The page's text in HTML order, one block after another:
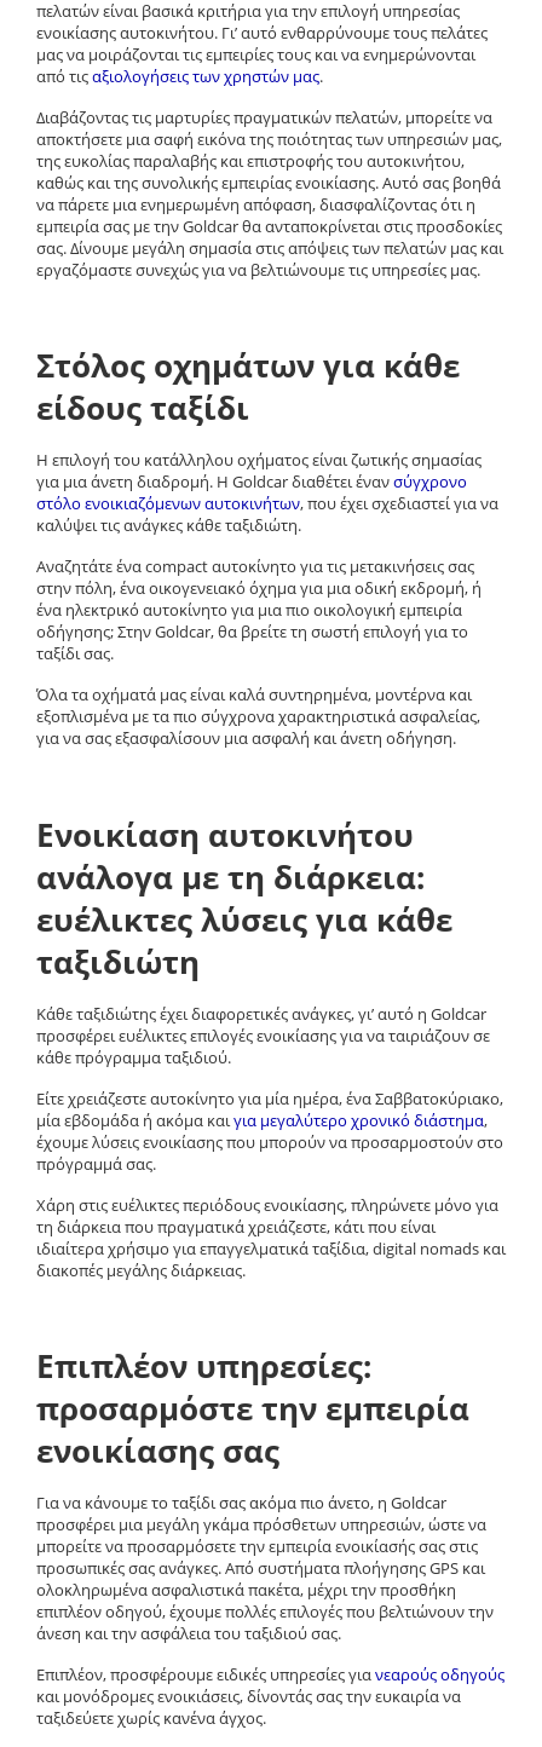
πελατών είναι βασικά κριτήρια για την επιλογή υπηρεσίας
ενοικίασης αυτοκινήτου. Γι’ αυτό ενθαρρύνουμε τους πελάτες
μας να μοιράζονται τις εμπειρίες τους και να ενημερώνονται
από τιςαξιολογήσεις των χρηστών μας.
Διαβάζοντας τις μαρτυρίες πραγματικών πελατών, μπορείτε να
αποκτήσετε μια σαφή εικόνα τηςποιότητας των υπηρεσιών μας,
της ευκολίας παραλαβής και επιστροφής του αυτοκινήτου,
καθώς και της συνολικής εμπειρίας ενοικίασης. Αυτό σας βοηθά
να πάρετε μια ενημερωμένη απόφαση, διασφαλίζοντας ότι η
εμπειρία σας με τηνGoldcarθα ανταποκρίνεται στις προσδοκίες
σας. Δίνουμε μεγάλη σημασία στις απόψεις των πελατών μας και
εργαζόμαστε συνεχώς για να βελτιώνουμε τις υπηρεσίες μας.
Στόλος οχημάτων για κάθε
είδους ταξίδι
Η επιλογή του κατάλληλου οχήματος είναι ζωτικής σημασίας
για μια άνετη διαδρομή. Η Goldcarδιαθέτει ένανσύγχρονο
στόλο ενοικιαζόμενων αυτοκινήτων, που έχει σχεδιαστεί για να
καλύψει τις ανάγκες κάθε ταξιδιώτη.
Αναζητάτε έναcompact αυτοκίνητο για τις μετακινήσεις σας
στην πόλη, έναοικογενειακό όχημαγια μιαοδική εκδρομή, ή
ένα ηλεκτρικό αυτοκίνητο για μια πιο οικολογική εμπειρία
οδήγησης; ΣτηνGoldcar, θα βρείτε τη σωστή επιλογή για το
ταξίδι σας.
Όλα τα οχήματά μας είναικαλά συντηρημένα, μοντέρνα και
εξοπλισμένα μετα πιο σύγχρονα χαρακτηριστικά ασφαλείας,
για να σας εξασφαλίσουν μια ασφαλή και άνετη οδήγηση.
Ενοικίαση αυτοκινήτου
ανάλογα με τη διάρκεια:
ευέλικτες λύσεις για κάθε
ταξιδιώτη
Κάθε ταξιδιώτης έχει διαφορετικές ανάγκες, γι’ αυτό η Goldcar
προσφέρει ευέλικτεςεπιλογές ενοικίασηςγια να ταιριάζουν σε
κάθε πρόγραμμα ταξιδιού.
Είτε χρειάζεστε αυτοκίνητο για μία ημέρα, έναΣαββατοκύριακο,
μίαεβδομάδα ή ακόμα καιγια μεγαλύτερο χρονικό διάστημα,
έχουμε λύσεις ενοικίασης που μπορούν να προσαρμοστούν στο
πρόγραμμά σας.
Χάρη στιςευέλικτες περιόδους ενοικίασης, πληρώνετε μόνο για
τη διάρκεια που πραγματικά χρειάζεστε, κάτι που είναι
ιδιαίτερα χρήσιμο γιαεπαγγελματικά ταξίδια,digital nomads και
διακοπές μεγάλης διάρκειας.
Επιπλέον υπηρεσίες:
προσαρμόστε την εμπειρία
ενοικίασης σας
Για να κάνουμε το ταξίδι σας ακόμα πιο άνετο, η Goldcar
προσφέρει μια μεγάλη γκάμα πρόσθετων υπηρεσιών, ώστε να
μπορείτε να προσαρμόσετε την εμπειρία ενοικίασής σας στις
προσωπικές σας ανάγκες. Από συστήματα πλοήγησης GPS και
ολοκληρωμένα ασφαλιστικά πακέτα, μέχρι τηνπροσθήκη
επιπλέον οδηγού, έχουμε πολλές επιλογές που βελτιώνουν την
άνεση και την ασφάλεια του ταξιδιού σας.
Επιπλέον, προσφέρουμε ειδικές υπηρεσίες γιανεαρούς οδηγούς
καιμονόδρομες ενοικιάσεις, δίνοντάς σας την ευκαιρία να
ταξιδεύετεχωρίς κανένα άγχος.